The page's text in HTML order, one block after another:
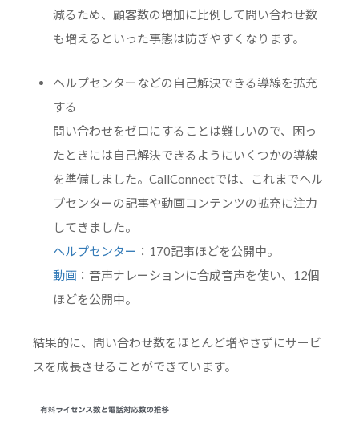
減るため、顧客数の増加に比例して問い合わせ数
も増えるといった事態は防ぎやすくなります。
ヘルプセンターなどの自己解決できる導線を拡充
する
問い合わせをゼロにすることは難しいので、困っ
たときには自己解決できるようにいくつかの導線
を準備しました。CallConnectでは、これまでヘル
プセンターの記事や動画コンテンツの拡充に注力
してきました。
ヘルプセンター ：170記事ほどを公開中。
動画：音声ナレーションに合成音声を使い、12個
ほどを公開中。
結果的に、問い合わせ数をほとんど増やさずにサービ
スを成長させることができています。